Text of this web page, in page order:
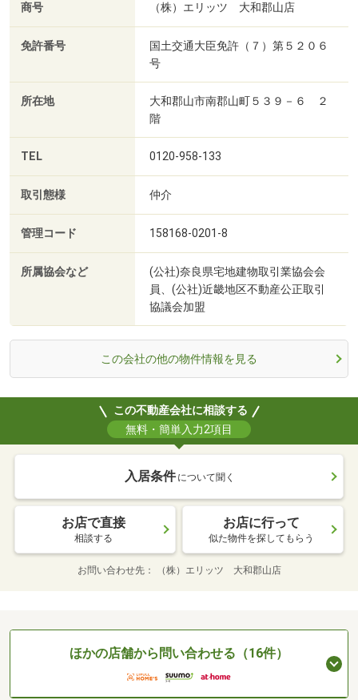
商号 （株）エリッツ 大和郡山店
免許番号
国土交通大臣免許（７）第５２０６
号
所在地
大和郡山市南郡山町５３９－６ ２
階
TEL 0120-958-133
取引態様 仲介
管理コード 158168-0201-8
所属協会など
(公社)奈良県宅地建物取引業協会会
員、(公社)近畿地区不動産公正取引
協議会加盟
この会社の他の物件情報を見る
この不動産会社に相談する
無料・簡単入力2項目
入居条件 について聞く
お店で直接
相談する
お店に行って
似た物件を探してもらう
お問い合わせ先 （株）エリッツ 大和郡山店
ほかの店舗から問い合わせる（16件）